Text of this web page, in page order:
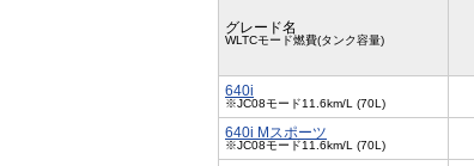
グレード名
WLTCモード燃費(タンク容量)
640i
※JC08モード11.6km/L (70L)
640i Mスポーツ
※JC08モード11.6km/L (70L)